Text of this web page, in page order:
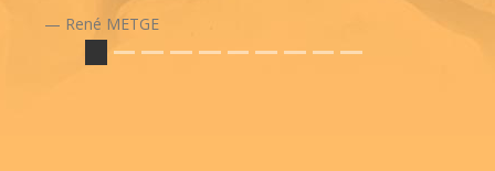
René METGE